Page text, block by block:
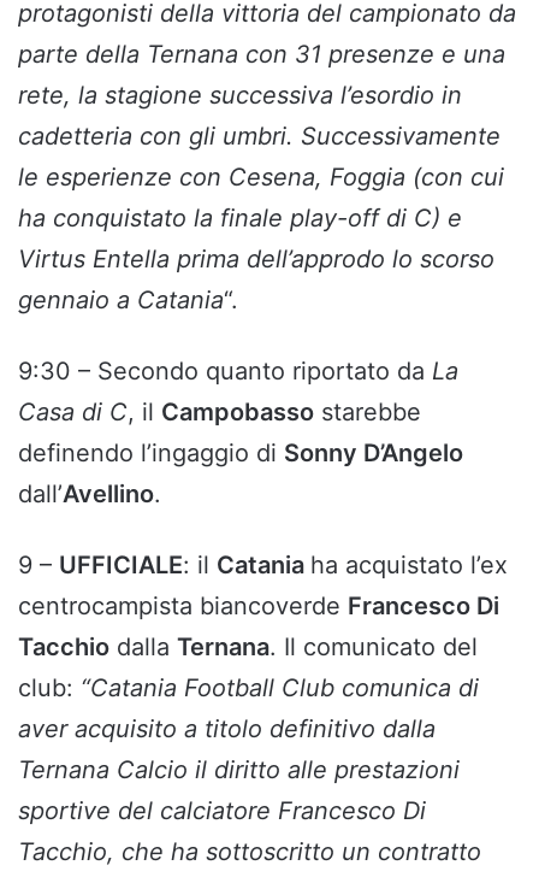
protagonisti della vittoria del campionato da
parte della Ternana con 31 presenze e una
rete, la stagione successiva l’esordio in
cadetteria con gli umbri. Successivamente
le esperienze con Cesena, Foggia (con cui
ha conquistato la finale play-off di C) e
Virtus Entella prima dell’approdo lo scorso
gennaio a Catania“.
9:30 – Secondo quanto riportato da La
Casa di C, il Campobasso starebbe
definendo l’ingaggio di Sonny D’Angelo
dall’Avellino.
9 – UFFICIALE: il Catania ha acquistato l’ex
centrocampista biancoverde Francesco Di
Tacchio dalla Ternana. Il comunicato del
club: “Catania Football Club comunica di
aver acquisito a titolo definitivo dalla
Ternana Calcio il diritto alle prestazioni
sportive del calciatore Francesco Di
Tacchio, che ha sottoscritto un contratto